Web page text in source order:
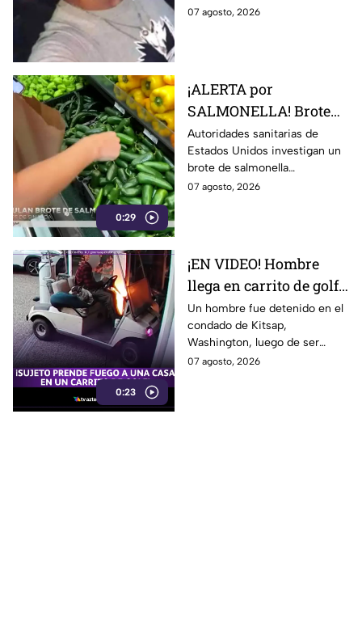
una supuesta oferta laboral en
07 agosto, 2026
0:29
¡ALERTA por
SALMONELLA! Brote
ligado a CHILES
jalapeños ya afecta a 27
estados
Autoridades sanitarias de
Estados Unidos investigan un
brote de salmonella
relacionado con chiles
07 agosto, 2026
0:23
¡EN VIDEO! Hombre
llega en carrito de golf
con un perro y termina
DESATANDO inc3ndio
en una casa
Un hombre fue detenido en el
condado de Kitsap,
Washington, luego de ser
señalado como presunto
07 agosto, 2026